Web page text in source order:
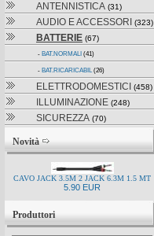
ANTENNISTICA (31)
AUDIO E ACCESSORI (323)
BATTERIE (67)
- BAT.NORMALI (41)
- BAT.RICARICABIL(26)
ELETTRODOMESTICI (458)
ILLUMINAZIONE (248)
SICUREZZA (70)
Novità
CAVO JACK 3.5M 2 JACK 6.3M 1.5 MT
5.90 EUR
Produttori